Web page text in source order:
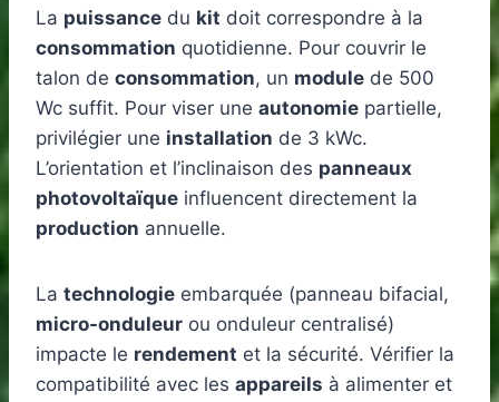
La puissance du kit doit correspondre à la
consommation quotidienne. Pour couvrir le
talon de consommation, un module de 500
Wc suffit. Pour viser une autonomie partielle,
privilégier une installation de 3 kWc.
L’orientation et l’inclinaison des panneaux
photovoltaïque influencent directement la
production annuelle.
La technologie embarquée (panneau bifacial,
micro-onduleur ou onduleur centralisé)
impacte le rendement et la sécurité. Vérifier la
compatibilité avec les appareils à alimenter et